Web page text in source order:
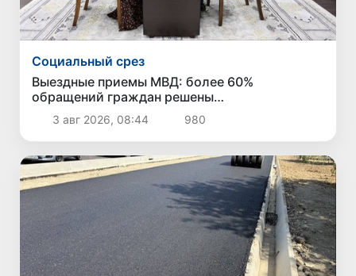
Социальный срез
Выездные приемы МВД: более 60%
обращений граждан решены
непосредственно в ходе приема
3 авг 2026, 08:44 980